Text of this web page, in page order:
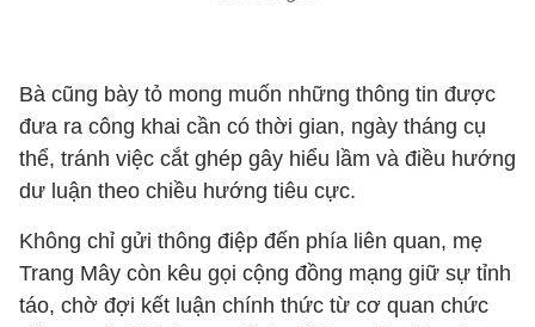
Bà cũng bày tỏ mong muốn những thông tin được
đưa ra công khai cần có thời gian, ngày tháng cụ
thể, tránh việc cắt ghép gây hiểu lầm và điều hướng
dư luận theo chiều hướng tiêu cực.
Không chỉ gửi thông điệp đến phía liên quan, mẹ
Trang Mây còn kêu gọi cộng đồng mạng giữ sự tỉnh
táo, chờ đợi kết luận chính thức từ cơ quan chức